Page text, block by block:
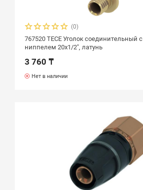
(0)
767520 ТЕСЕ Уголок соединительный с
ниппелем 20х1/2", латунь
3 760 ₸
Нет в наличии